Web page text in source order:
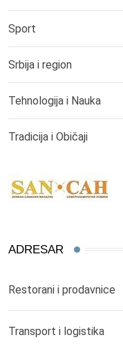
Sport
Srbija i region
Tehnologija i Nauka
Tradicija i Običaji
ADRESAR
Restorani i prodavnice
Transport i logistika